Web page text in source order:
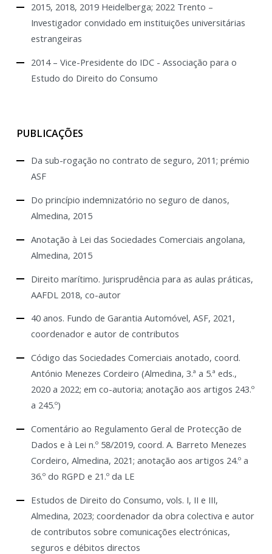
2015, 2018, 2019 Heidelberga; 2022 Trento –
Investigador convidado em instituições universitárias
estrangeiras
2014 – Vice-Presidente do IDC - Associação para o
Estudo do Direito do Consumo
PUBLICAÇÕES
Da sub-rogação no contrato de seguro, 2011; prémio
ASF
Do princípio indemnizatório no seguro de danos,
Almedina, 2015
Anotação à Lei das Sociedades Comerciais angolana,
Almedina, 2015
Direito marítimo. Jurisprudência para as aulas práticas,
AAFDL 2018, co-autor
40 anos. Fundo de Garantia Automóvel, ASF, 2021,
coordenador e autor de contributos
Código das Sociedades Comerciais anotado, coord.
António Menezes Cordeiro (Almedina, 3.ª a 5.ª eds.,
2020 a 2022; em co-autoria; anotação aos artigos 243.º
a 245.º)
Comentário ao Regulamento Geral de Protecção de
Dados e à Lei n.º 58/2019, coord. A. Barreto Menezes
Cordeiro, Almedina, 2021; anotação aos artigos 24.º a
36.º do RGPD e 21.º da LE
Estudos de Direito do Consumo, vols. I, II e III,
Almedina, 2023; coordenador da obra colectiva e autor
de contributos sobre comunicações electrónicas,
seguros e débitos directos